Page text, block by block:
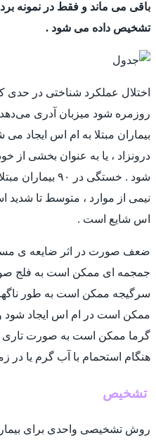
باقی می ماند و فقط در نمونه
تشخیص داده می شود .
اختلال عملکرد شناختی در حدی
بیماران مبتلا به ام اس ایجاد
درونزاد ، یا به عنوان بخشی از
شود . خستگی در
نیمی از موارد ، متوسط تا
اس شایع است .
ضعف صورت در اثر ضایعه ی
جمجمه ای ممکن است به فلج
سرگیجه ممکن است به طور
ممکن است در ام اس ایجاد
گرما ممکن است به صورت تاری
هنگام استحمام با آب گرم یا
تشخيص
روش تشخیصی واحدی برای